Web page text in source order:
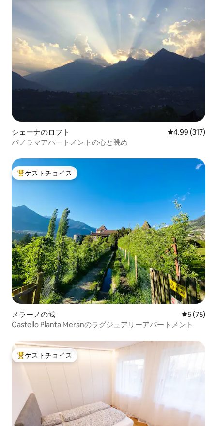
シェーナのロフト レビュー317
4.99 (317)
パノラマアパートメントの心と眺め
大好評のゲストチョイスです。
ゲストチョイス
メラーノの城 レビュー
5 (75)
Castello Planta Meranのラグジュアリーアパートメント
大好評のゲストチョイスです。
ゲストチョイス